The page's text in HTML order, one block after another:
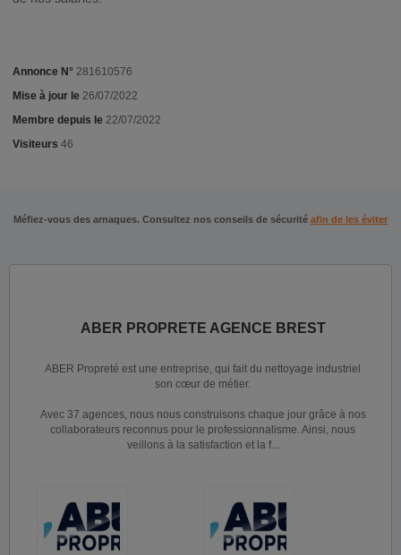
Annonce N° 281610576
Mise à jour le 26/07/2022
Membre depuis le 22/07/2022
Visiteurs 46
Méfiez-vous des arnaques. Consultez nos conseils de sécurité afin de les éviter
ABER PROPRETE AGENCE BREST
ABER Propreté est une entreprise, qui fait du nettoyage industriel
son cœur de métier.
Avec 37 agences, nous nous construisons chaque jour grâce à nos
collaborateurs reconnus pour le professionnalisme. Ainsi, nous
veillons à la satisfaction et la f...